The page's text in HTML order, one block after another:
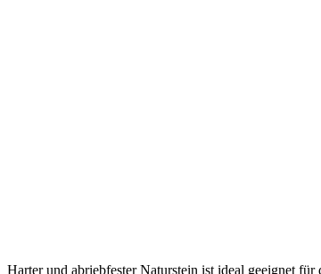
Harter und abriebfester Naturstein ist ideal geeignet